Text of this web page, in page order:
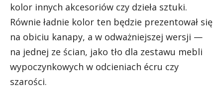
kolor innych akcesoriów czy dzieła sztuki.
Równie ładnie kolor ten będzie prezentował się
na obiciu kanapy, a w odważniejszej wersji —
na jednej ze ścian, jako tło dla zestawu mebli
wypoczynkowych w odcieniach écru czy
szarości.